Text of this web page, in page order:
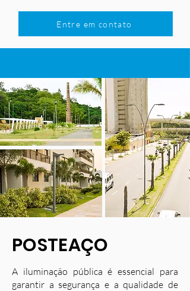
Entre em contato
POSTEAÇO
A iluminação pública é essencial para
garantir a segurança e a qualidade de